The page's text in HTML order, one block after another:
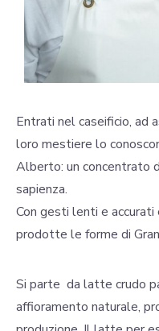
Entrati nel caseificio, ad
loro mestiere lo
Alberto: un concentrato
sapienza.
Con gesti lenti e accurati
prodotte le forme di
Si parte da latte crudo
affioramento naturale,